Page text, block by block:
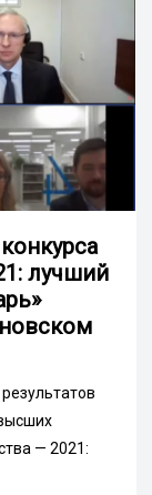
лучший
— 2021: